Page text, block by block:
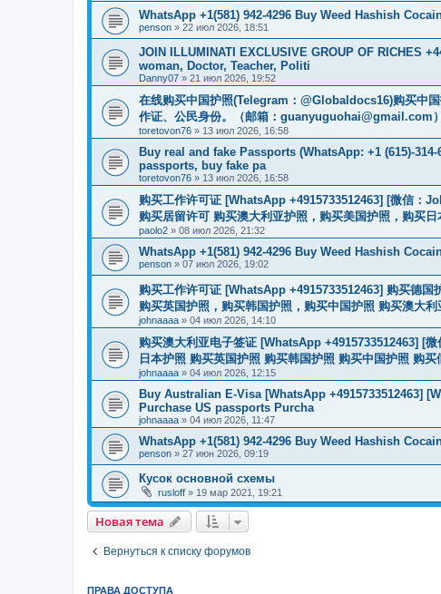
WhatsApp +1(581) 942-4296 Buy Weed Hashish
penson » 22 июл 2026, 18:51
JOIN ILLUMINATI EXCLUSIVE GROUP OF RICHES
woman, Doctor, Teacher, Politi
Danny07 » 21 июл 2026, 19:52
在线购买中国护照(Telegram：@Globaldocs16)购买中
作证、公民身份。（邮箱： guanyuguohai@gmail.com
toretovon76 » 13 июл 2026, 16:58
Buy real and fake Passports (WhatsApp: +1 (615)-
passports, buy fake pa
toretovon76 » 13 июл 2026, 16:58
购买工作许可证 [WhatsApp +4915733512463] [微信：
购买居留许可 购买澳大利亚护照，购买美国护照，购买
paolo2 » 08 июл 2026, 21:32
WhatsApp +1(581) 942-4296 Buy Weed Hashish
penson » 07 июл 2026, 19:02
购买工作许可证 [WhatsApp +4915733512463] 购买德国
购买英国护照，购买韩国护照，购买中国护照 购买澳大
johnaaaa » 04 июл 2026, 14:10
购买澳大利亚电子签证 [WhatsApp +4915733512463] [
日本护照 购买英国护照 购买韩国护照 购买中国护照 购
johnaaaa » 04 июл 2026, 12:15
Buy Australian E-Visa [WhatsApp +4915733512463]
Purchase US passports Purcha
johnaaaa » 04 июл 2026, 11:47
WhatsApp +1(581) 942-4296 Buy Weed Hashish
penson » 27 июн 2026, 09:19
Кусок основной схемы
rusloff » 19 мар 2021, 19:21
Новая тема
Вернуться к списку форумов
ПРАВА ДОСТУПА